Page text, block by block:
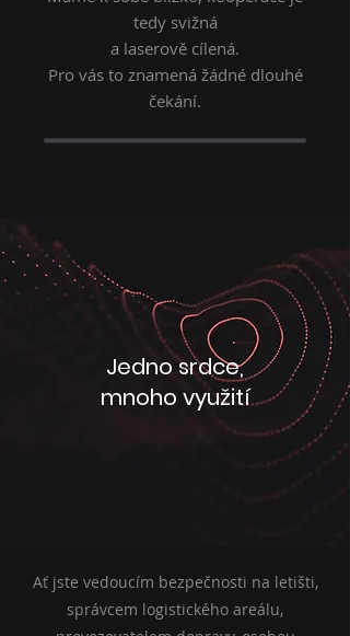
tedy svižná
a laserově cílená.
Pro vás to znamená žádné dlouhé
čekání.
Jedno srdce,
mnoho využití
Ať jste vedoucím bezpečnosti na letišti,
správcem logistického areálu,